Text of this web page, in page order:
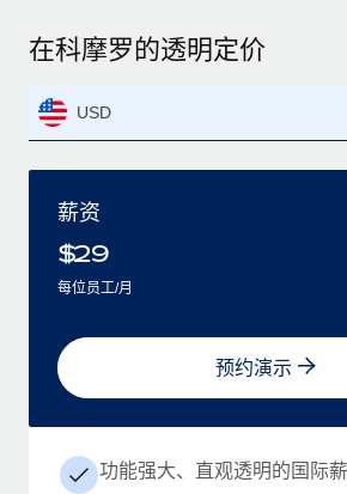
在科摩罗的透明定价
USD
薪资
$29
每位员工/月
预约演示
功能强大、直观透明的国际